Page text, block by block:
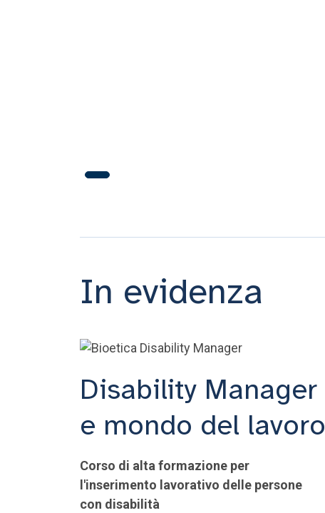
In evidenza
Disability Manager
e mondo del lavoro
Corso di alta formazione per
l'inserimento lavorativo delle persone
con disabilità